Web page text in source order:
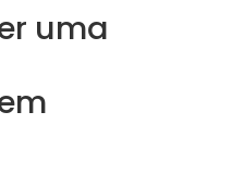
uma